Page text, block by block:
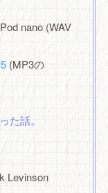
nano (WAV
(MP3の
た話。
Levinson